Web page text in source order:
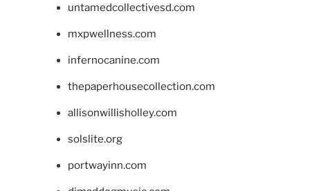
untamedcollectivesd.com
mxpwellness.com
infernocanine.com
thepaperhousecollection.com
allisonwillisholley.com
solslite.org
portwayinn.com